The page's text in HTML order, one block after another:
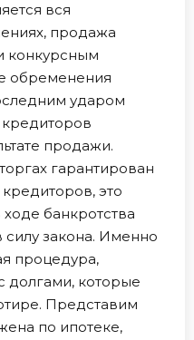
вся
продажа
конкурсным
обременения
ударом
кредиторов
продажи.
гарантирован
это
банкротства
закона. Именно
процедура,
долгами, которые
Представим
по ипотеке,